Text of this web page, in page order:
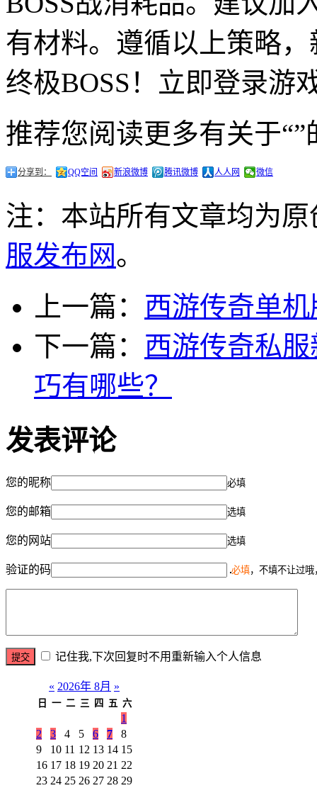
有材料。遵循以上策略
终极BOSS！立即登录游
推荐您阅读更多有关于“”
分享到： QQ空间 新浪微博 腾讯微博 人人网 微信
注：本站所有文章均为
服发布网。
上一篇： 西游传奇单
下一篇： 西游传奇私
巧有哪些？
发表评论
您的昵称 必填
您的邮箱 选填
您的网站 选填
验证的码 必填，不填不让过
记住我,下次回复时不用重新输入个人信息
« 2026年 8月 »
日 一 二 三 四 五 六
1
2
3 4 5 6 7
8
9
10 11 12 13 14 15
16 17 18 19 20 21 22
23 24 25 26 27 28 29